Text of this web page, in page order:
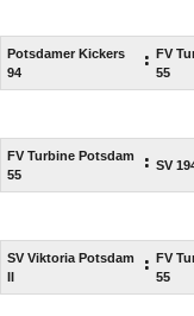
Potsdamer Kickers
94
: FV
55
FV Turbine Potsdam
55
: SV
SV Viktoria Potsdam
II
: FV
55